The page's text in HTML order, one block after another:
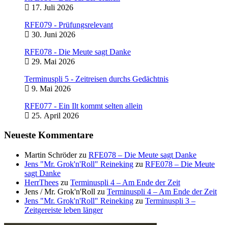
17. Juli 2026
RFE079 - Prüfungsrelevant
30. Juni 2026
RFE078 - Die Meute sagt Danke
29. Mai 2026
Terminuspli 5 - Zeitreisen durchs Gedächtnis
9. Mai 2026
RFE077 - Ein Ilt kommt selten allein
25. April 2026
Neueste Kommentare
Martin Schröderzu RFE078 – Die Meute sagt Danke
Jens "Mr. Grok'n'Roll" Reineking zu RFE078 – Die Meute
sagt Danke
HerrThees zu Terminuspli 4 – Am Ende der Zeit
Jens / Mr. Grok'n'Roll zu Terminuspli 4 – Am Ende der Zeit
Jens "Mr. Grok'n'Roll" Reineking zu Terminuspli 3 –
Zeitgereiste leben länger